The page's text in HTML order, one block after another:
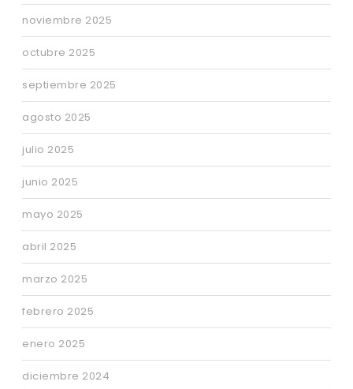
noviembre 2025
octubre 2025
septiembre 2025
agosto 2025
julio 2025
junio 2025
mayo 2025
abril 2025
marzo 2025
febrero 2025
enero 2025
diciembre 2024